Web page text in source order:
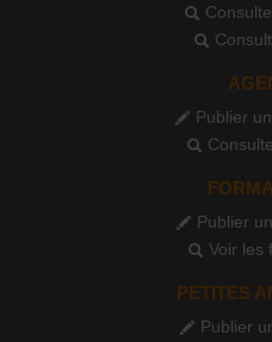
Publier
Publier
Voir les
PETITES
Publier